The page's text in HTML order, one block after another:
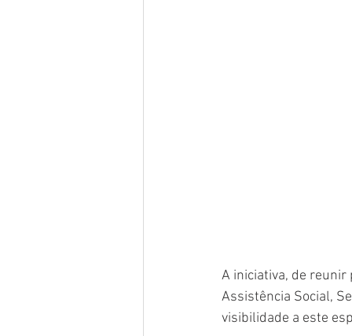
A iniciativa, de reunir
Assistência Social,
visibilidade a este